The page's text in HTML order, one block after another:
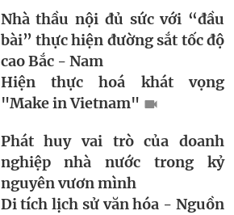
Nhà thầu nội đủ sức với “đầu
bài” thực hiện đường sắt tốc độ
cao Bắc - Nam
Hiện thực hoá khát vọng
"Make in Vietnam"
Phát huy vai trò của doanh
nghiệp nhà nước trong kỷ
nguyên vươn mình
Di tích lịch sử văn hóa - Nguồn